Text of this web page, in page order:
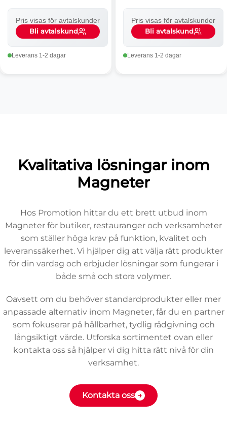
Pris visas för avtalskunder
Bli avtalskund
Leverans 1-2 dagar
Pris visas för avtalskunder
Bli avtalskund
Leverans 1-2 dagar
Kvalitativa lösningar inom
Magneter
Hos Promotion hittar du ett brett utbud inom
Magneter för butiker, restauranger och verksamheter
som ställer höga krav på funktion, kvalitet och
leveranssäkerhet. Vi hjälper dig att välja rätt produkter
för din vardag och erbjuder lösningar som fungerar i
både små och stora volymer.
Oavsett om du behöver standardprodukter eller mer
anpassade alternativ inom Magneter, får du en partner
som fokuserar på hållbarhet, tydlig rådgivning och
långsiktigt värde. Utforska sortimentet ovan eller
kontakta oss så hjälper vi dig hitta rätt nivå för din
verksamhet.
Kontakta oss